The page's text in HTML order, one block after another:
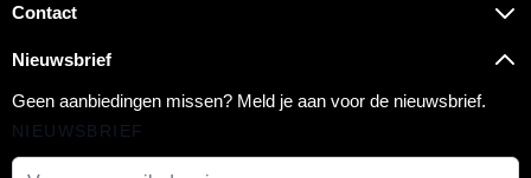
Contact
Nieuwsbrief
Geen aanbiedingen missen? Meld je aan voor de nieuwsbrief.
NIEUWSBRIEF